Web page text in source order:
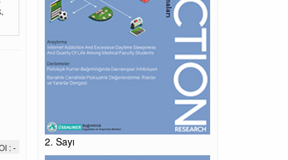
:-
2. Sayı